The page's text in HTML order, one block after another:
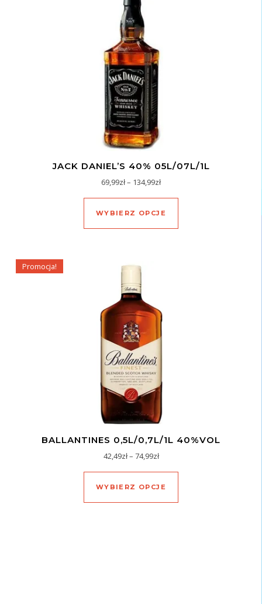
JACK DANIEL’S 40% 05L/07L/1L
69,99zł– 134,99złZakres cen: od 69,99zł do
WYBIERZ OPCJE
Ten produkt ma
Promocja!
BALLANTINES 0,5L/0,7L/1L 40%VOL
42,49zł– 74,99złZakres cen: od 42,49zł do
WYBIERZ OPCJE
Ten produkt ma